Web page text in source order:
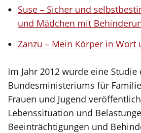
Suse – Sicher und
und Mädchen mit
Zanzu – Mein Körper in Wort
Im Jahr 2012 wurde eine Studie
Bundesministeriums für
Frauen und Jugend
Lebenssituation und
Beeinträchtigungen und